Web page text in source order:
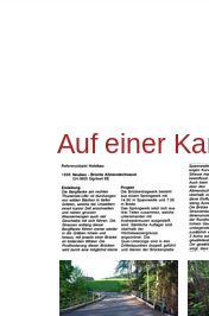
Auf einer